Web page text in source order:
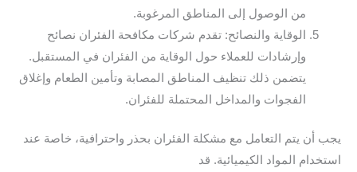
من الوصول إلى المناطق المرغوبة.
الوقاية والنصائح: تقدم شركات مكافحة الفئران نصائح
وإرشادات للعملاء حول الوقاية من الفئران في المستقبل.
يتضمن ذلك تنظيف المناطق المصابة وتأمين الطعام وإغلاق
الفجوات والمداخل المحتملة للفئران.
يجب أن يتم التعامل مع مشكلة الفئران بحذر واحترافية، خاصة عند
استخدام المواد الكيميائية. قد